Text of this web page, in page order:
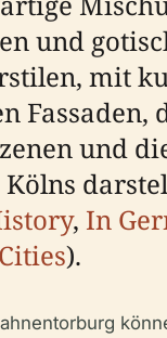
und
mit
Fassaden,
und
Kölns
, In
).